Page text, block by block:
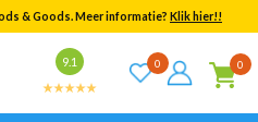
& Goods. Meer informatie? Klik hier!!
9.1 0 0
resultaten